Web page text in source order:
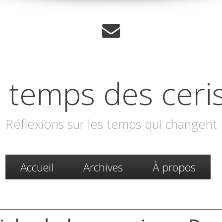
temps des
Réflexions sur les temps qui changent
Accueil Archives À propos